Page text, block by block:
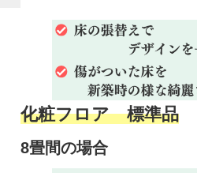
化粧フロア 標準品
8畳間の場合